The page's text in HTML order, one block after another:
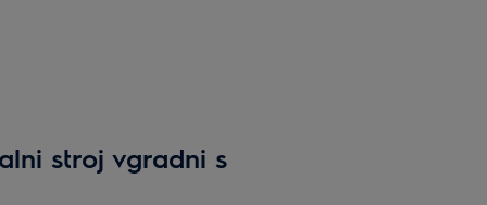
stroj vgradni s